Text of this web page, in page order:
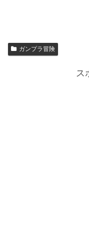
ガンプラ冒険
ス